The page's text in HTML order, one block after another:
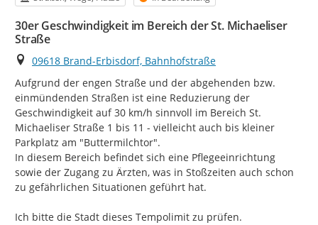
30er Geschwindigkeit im Bereich der St. Michaeliser
Straße
Ort
09618 Brand-Erbisdorf, Bahnhofstraße
Aufgrund der engen Straße und der abgehenden bzw.
einmündenden Straßen ist eine Reduzierung der
Geschwindigkeit auf 30 km/h sinnvoll im Bereich St.
Michaeliser Straße 1 bis 11 - vielleicht auch bis kleiner
Parkplatz am "Buttermilchtor".
In diesem Bereich befindet sich eine Pflegeeinrichtung
sowie der Zugang zu Ärzten, was in Stoßzeiten auch schon
zu gefährlichen Situationen geführt hat.
Ich bitte die Stadt dieses Tempolimit zu prüfen.